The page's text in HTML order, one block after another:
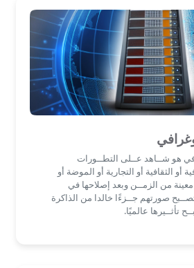
هو شــاهد عــلى التطــورات
أو الثقافية أو التجارية أو الموضة أو
من الزمــن وبعد إصلاحها في
صورتهم جــزءًا خالدا من الذاكرة
تأثــيرها عالميًا.